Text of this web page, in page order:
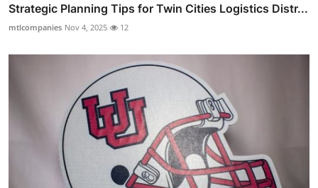
Strategic Planning Tips for Twin Cities Logistics Distr...
mtlcompanies Nov 4, 2025 12